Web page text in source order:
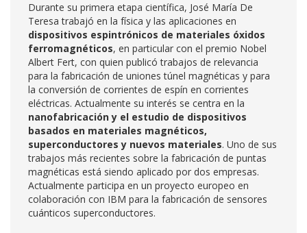
Durante su primera etapa científica, José María De
Teresa trabajó en la física y las aplicaciones en
dispositivos espintrónicos de materiales óxidos
ferromagnéticos, en particular con el premio Nobel
Albert Fert, con quien publicó trabajos de relevancia
para la fabricación de uniones túnel magnéticas y para
la conversión de corrientes de espín en corrientes
eléctricas. Actualmente su interés se centra en la
nanofabricación y el estudio de dispositivos
basados en materiales magnéticos,
superconductores y nuevos materiales. Uno de sus
trabajos más recientes sobre la fabricación de puntas
magnéticas está siendo aplicado por dos empresas.
Actualmente participa en un proyecto europeo en
colaboración con IBM para la fabricación de sensores
cuánticos superconductores.